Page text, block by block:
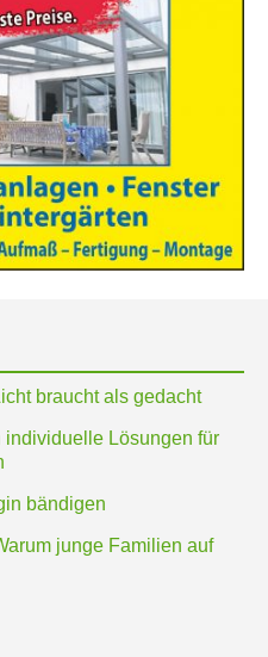
braucht als gedacht
individuelle Lösungen für
bändigen
junge Familien auf